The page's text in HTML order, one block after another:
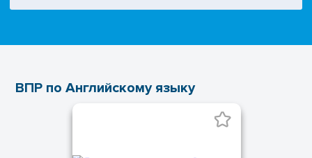
ВПР по Английскому языку